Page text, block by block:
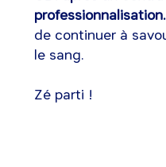
professionnalisation.
de continuer à
le sang.
Zé parti !